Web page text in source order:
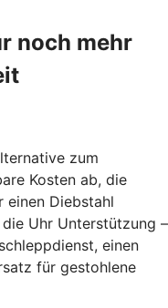
noch mehr
zum
Kosten ab, die
einen Diebstahl
Uhr Unterstützung –
einen
für gestohlene